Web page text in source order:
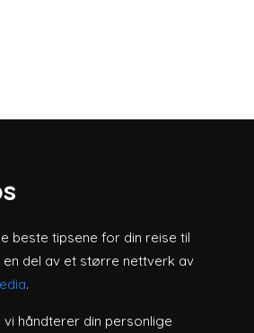
beste tipsene for din reise til
en del av et større nettverk av
.
håndterer din personlige